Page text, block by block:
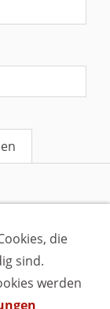
die
sind.
werden